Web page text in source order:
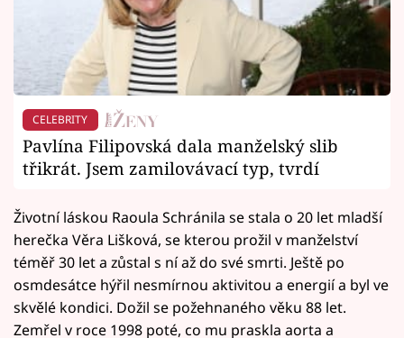
CELEBRITY
Pavlína Filipovská dala manželský slib
třikrát. Jsem zamilovávací typ, tvrdí
Životní láskou Raoula Schránila se stala o 20 let mladší
herečka Věra Lišková, se kterou prožil v manželství
téměř 30 let a zůstal s ní až do své smrti. Ještě po
osmdesátce hýřil nesmírnou aktivitou a energií a byl ve
skvělé kondici. Dožil se požehnaného věku 88 let.
Zemřel v roce 1998 poté, co mu praskla aorta a